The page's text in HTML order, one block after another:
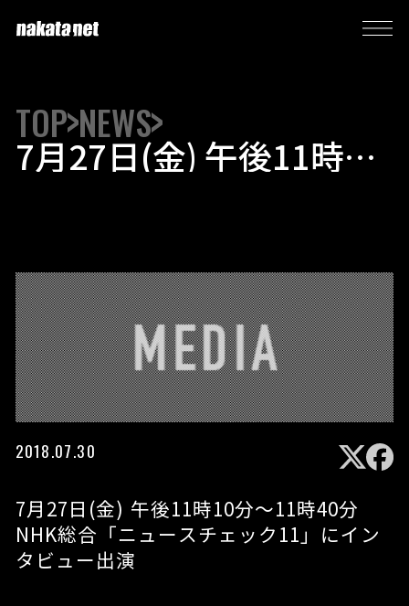
TOP NEWS
7月27日(金) 午後11時10
分～11時40分 NHK総合
2018.07.30
7月27日(金) 午後11時10分～11時40分
NHK総合「ニュースチェック11」にイン
タビュー出演